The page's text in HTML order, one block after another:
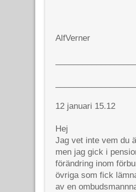
AlfVerner
12 januari 15.12
Hej
Jag vet inte vem du
men jag gick i
förändring inom
övriga som fick
av en